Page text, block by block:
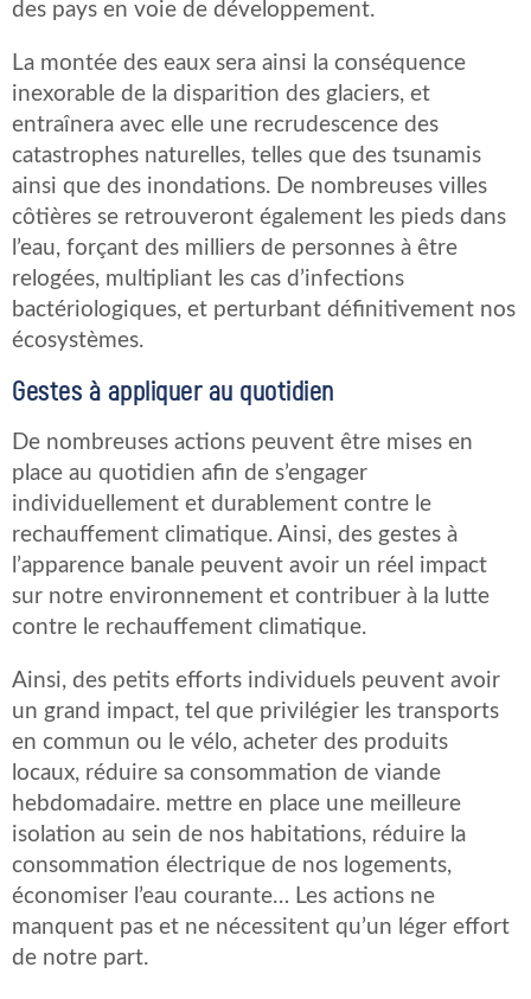
des pays en voie de développement.
La montée des eaux sera ainsi la conséquence
inexorable de la disparition des glaciers, et
entraînera avec elle une recrudescence des
catastrophes naturelles, telles que des tsunamis
ainsi que des inondations. De nombreuses villes
côtières se retrouveront également les pieds dans
l’eau, forçant des milliers de personnes à être
relogées, multipliant les cas d’infections
bactériologiques, et perturbant définitivement nos
écosystèmes.
Gestes à appliquer au quotidien
De nombreuses actions peuvent être mises en
place au quotidien afin de s’engager
individuellement et durablement contre le
rechauffement climatique. Ainsi, des gestes à
l’apparence banale peuvent avoir un réel impact
sur notre environnement et contribuer à la lutte
contre le rechauffement climatique.
Ainsi, des petits efforts individuels peuvent avoir
un grand impact, tel que privilégier les transports
en commun ou le vélo, acheter des produits
locaux, réduire sa consommation de viande
hebdomadaire. mettre en place une meilleure
isolation au sein de nos habitations, réduire la
consommation électrique de nos logements,
économiser l’eau courante… Les actions ne
manquent pas et ne nécessitent qu’un léger effort
de notre part.